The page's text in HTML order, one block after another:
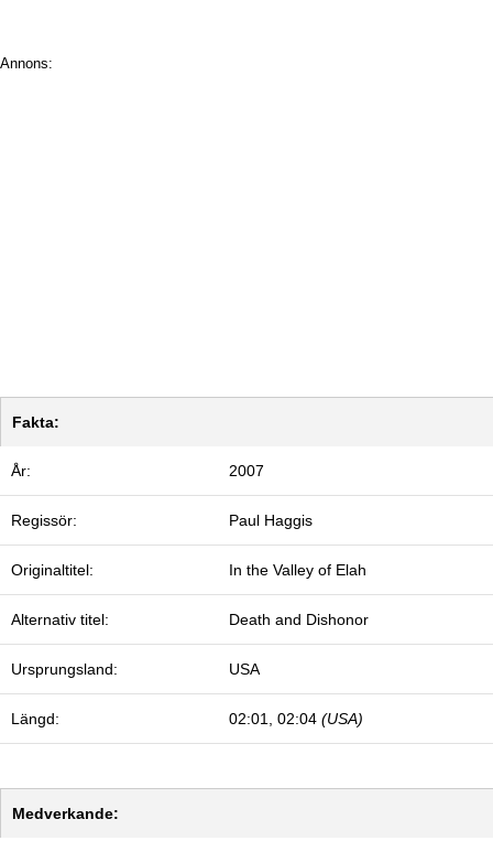
Annons:
Fakta:
År: 2007
Regissör: Paul Haggis
Originaltitel: In the Valley of Elah
Alternativ titel: Death and Dishonor
Ursprungsland: USA
Längd: 02:01, 02:04 (USA)
Medverkande: